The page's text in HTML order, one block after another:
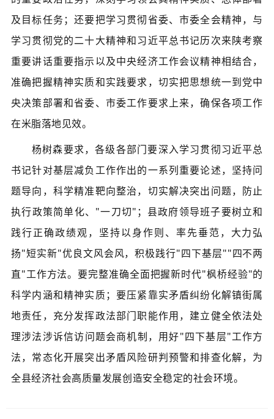
及目标任务；还要把学习贯彻省委、市委全会精神，与
学习贯彻党的二十大精神和习近平总书记历次来陕考察
重要讲话重要指示以及中央经济工作会议精神相结合，
准确把握精神实质和实践要求，切实把思想统一到党中
央决策部署和省委、市委工作要求上来，确保各项工作
在米脂落地见效。
杨树森要求，各级各部门要深入学习贯彻习近平总
书记针对基层减负工作作出的一系列重要论述，坚持问
题导向，科学精准靶向整治，切实解决突出问题，防止
执行政策简单化、"一刀切"；县政府领导班子要树立和
践行正确政绩观，坚持以身作则、率先垂范，大力弘
扬"短实新"优良文风会风，积极践行"四下基层""四不两
直"工作方法。要完整准确全面把握新时代"枫桥经验"的
科学内涵和精神实质；要压紧靠实矛盾纠纷化解镇街属
地责任，充分发挥政法部门职能作用，建立健全依法处
理涉法涉诉信访问题会商机制，用好"四下基层"工作方
法，常态化开展突出矛盾风险研判预警和排查化解，为
全县经济社会高质量发展创造安全稳定的社会环境。